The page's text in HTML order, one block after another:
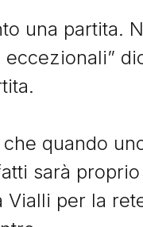
una partita.
eccezionali”
che quando
sarà
Vialli per la